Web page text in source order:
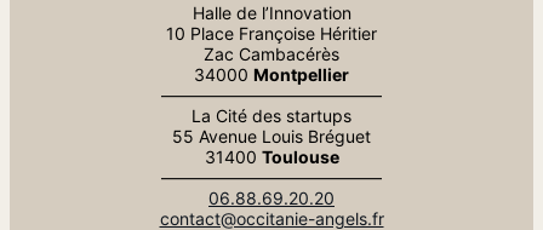
Halle de l’Innovation
10 Place Françoise Héritier
Zac Cambacérès
34000 Montpellier
—————————————
La Cité des startups
55 Avenue Louis Bréguet
31400 Toulouse
—————————————
06.88.69.20.20
contact@occitanie-angels.fr